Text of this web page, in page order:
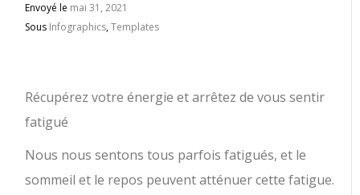
Envoyé le mai 31, 2021
Sous Infographics,Templates
Récupérez votre énergie et arrêtez de vous sentir
fatigué
Nous nous sentons tous parfois fatigués, et le
sommeil et le repos peuvent atténuer cette fatigue.